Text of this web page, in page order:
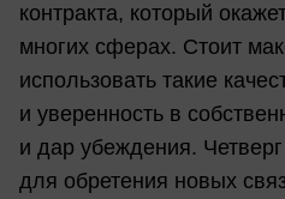
контракта, который
многих сферах. Стоит
использовать такие
и уверенность в
и дар убеждения.
для обретения новых